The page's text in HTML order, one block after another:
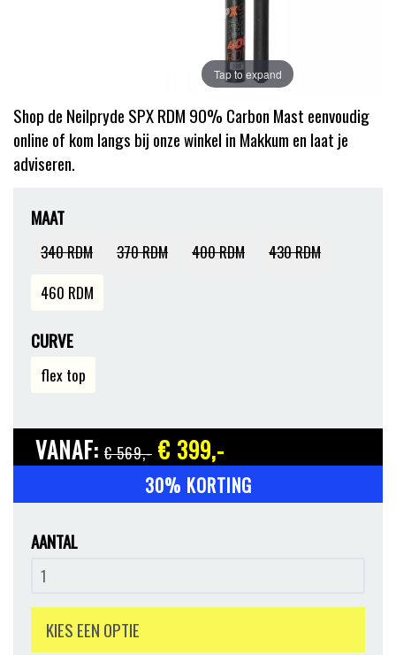
Tap to expand
Shop de Neilpryde SPX RDM 90% Carbon Mast eenvoudig
online of kom langs bij onze winkel in Makkum en laat je
adviseren.
MAAT
340 RDM 370 RDM 400 RDM
430 RDM
460 RDM
CURVE
flex top
VANAF: € 569,- € 399,-
30% KORTING
AANTAL
KIES EEN OPTIE